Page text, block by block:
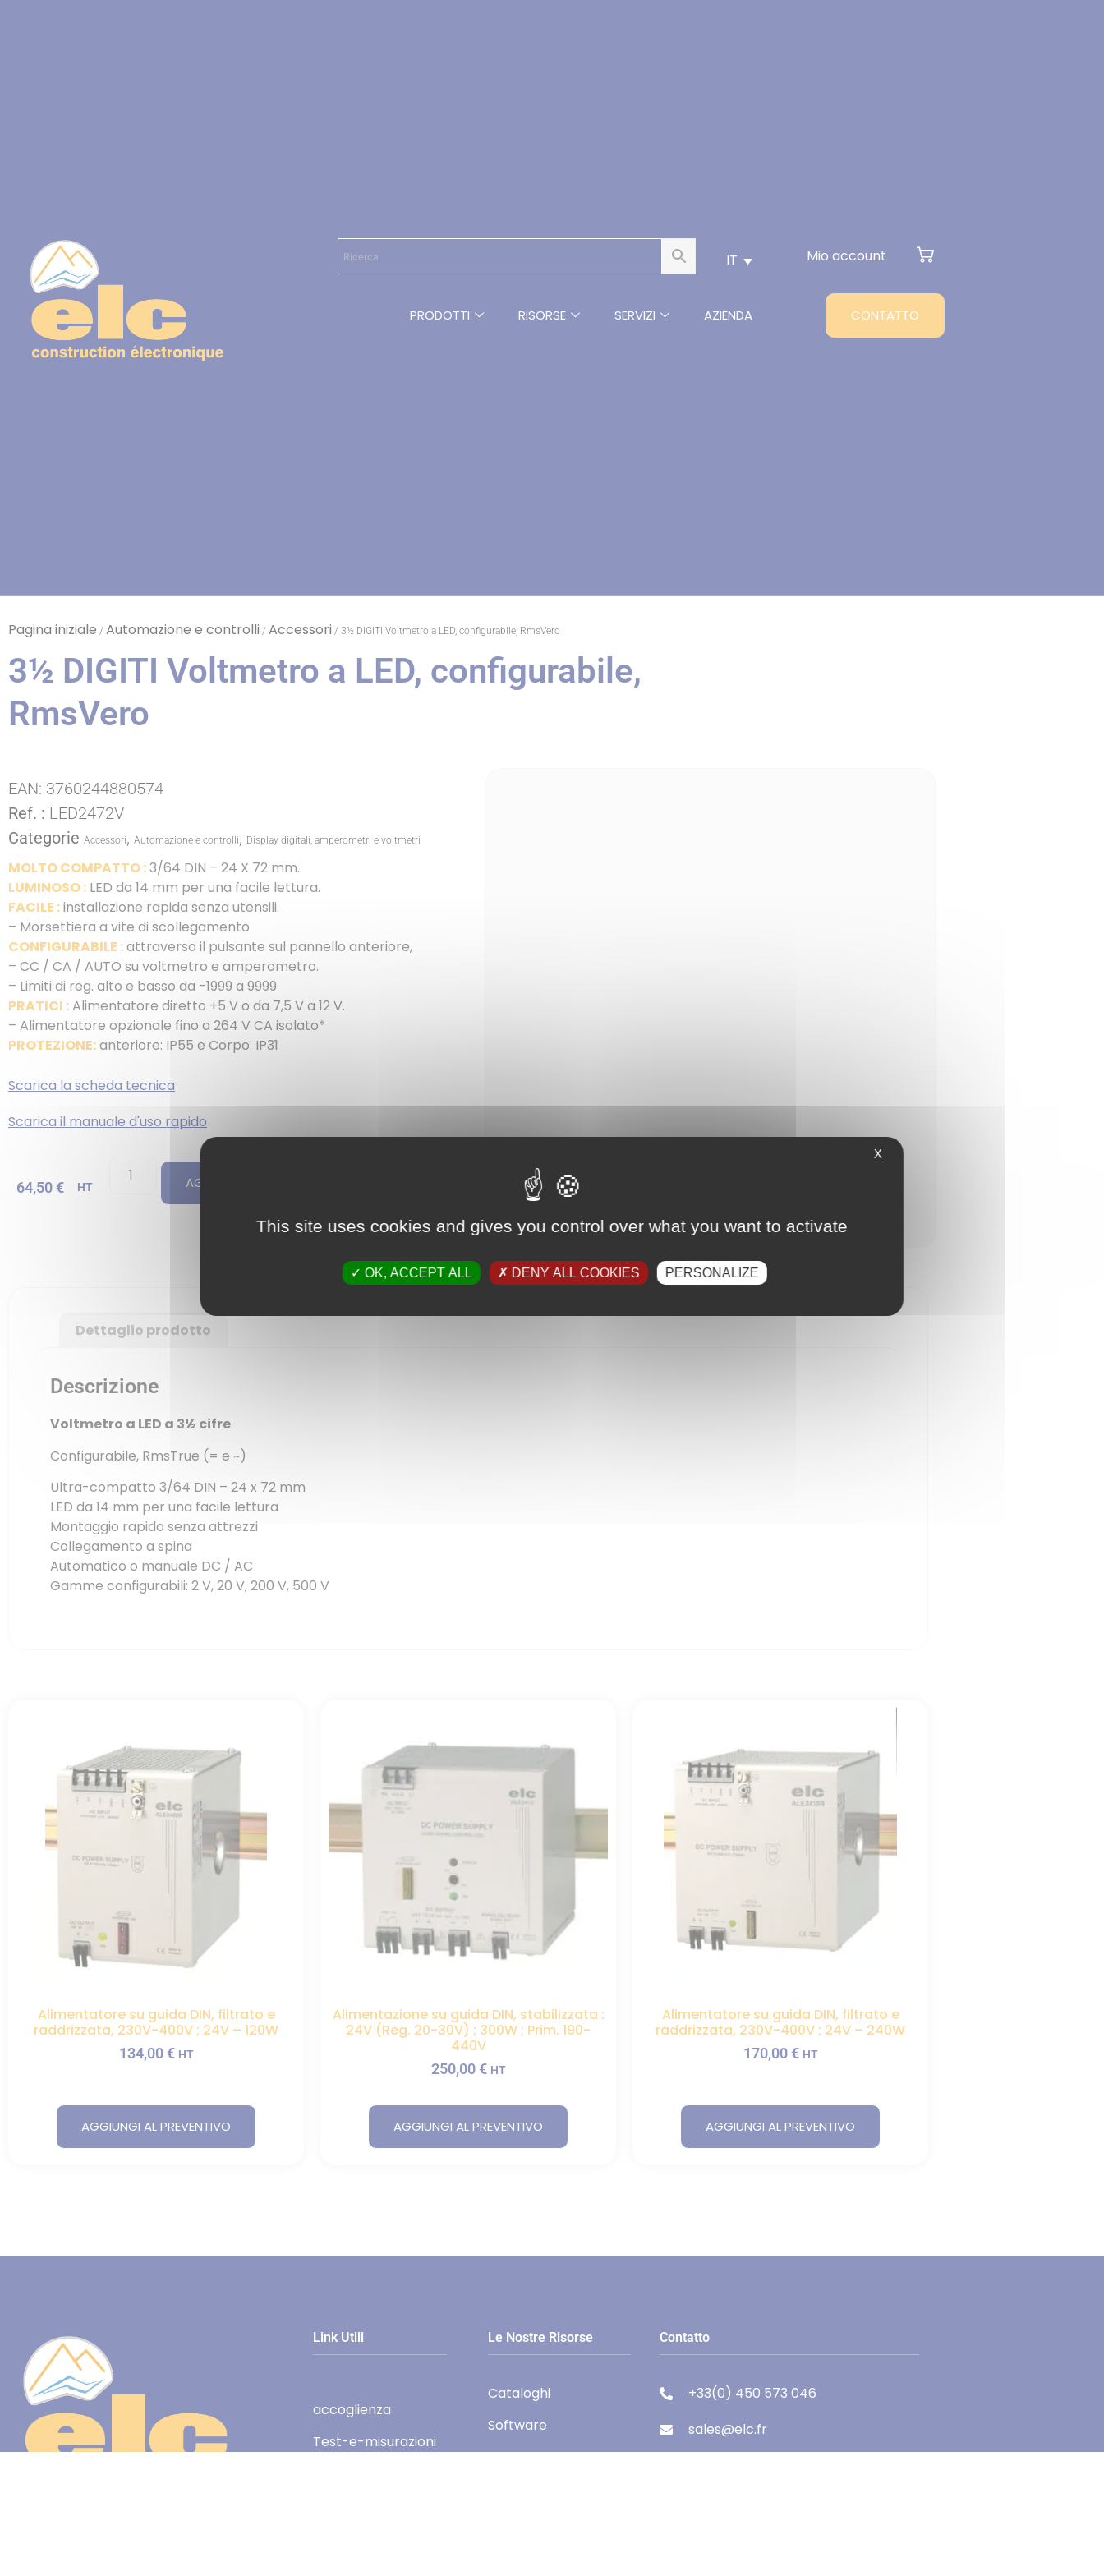
IT Mio account
PRODOTTI RISORSE SERVIZI AZIENDA CONTATTO
Pagina iniziale / Automazione e controlli / Accessori / 3½ DIGITI Voltmetro a LED, configurabile, RmsVero
3½ DIGITI Voltmetro a LED, configurabile,
RmsVero
EAN: 3760244880574
Ref. : LED2472V
Categorie Accessori, Automazione e controlli, Display digitali, amperometri e voltmetri
MOLTO COMPATTO :3/64 DIN – 24 X 72 mm.
LUMINOSO : LED da 14 mm per una facile lettura.
FACILE :installazione rapida senza utensili.
– Morsettiera a vite di scollegamento
CONFIGURABILE :attraverso il pulsante sul pannello anteriore,
– CC / CA / AUTO su voltmetro e amperometro.
– Limiti di reg. alto e basso da -1999 a 9999
PRATICI :Alimentatore diretto +5 V o da 7,5 V a 12 V.
– Alimentatore opzionale fino a 264 V CA isolato*
PROTEZIONE:anteriore: IP55 e Corpo: IP31
Scarica la scheda tecnica
Scarica il manuale d'uso rapido
64,50 € HT AGGIUNGI AL PREVENTIVO
Dettaglio prodotto
Descrizione
Voltmetro a LED a 3½ cifre
Configurabile, RmsTrue (= e ~)
Ultra-compatto 3/64 DIN – 24 x 72 mm
LED da 14 mm per una facile lettura
Montaggio rapido senza attrezzi
Collegamento a spina
Automatico o manuale DC / AC
Gamme configurabili: 2 V, 20 V, 200 V, 500 V
Alimentatore su guida DIN, filtrato e
raddrizzata, 230V-400V ; 24V – 120W
134,00 € HT
AGGIUNGI AL PREVENTIVO
Alimentazione su guida DIN, stabilizzata :
24V (Reg. 20-30V) ; 300W ; Prim. 190-
440V
250,00 € HT
AGGIUNGI AL PREVENTIVO
Alimentatore su guida DIN, filtrato e
raddrizzata, 230V-400V ; 24V – 240W
170,00 € HT
AGGIUNGI AL PREVENTIVO
Link Utili
accoglienza
Test-e-misurazioni
Le Nostre Risorse
Cataloghi
Software
Contatto
+33(0) 450 573 046
sales@elc.fr
X
This site uses cookies and gives you control over what you want to activate
OK, ACCEPT ALL DENY ALL COOKIES PERSONALIZE